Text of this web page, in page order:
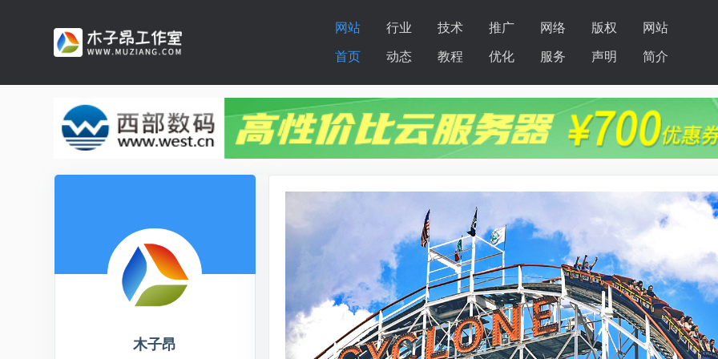
网站
首页
行业
动态
技术
教程
推广
优化
网络
服务
版权
声明
网站
简介
木子昂